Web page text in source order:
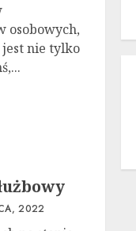
osobowych,
nie tylko
2022